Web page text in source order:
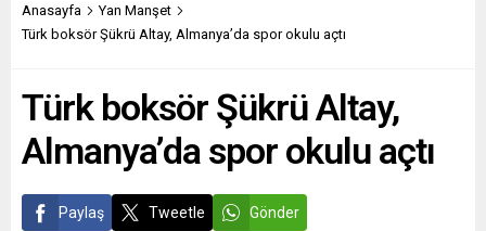
Almanya’dan AB dışı
ülkelere yapılan ihracat
ülkelere ihracat,...
duyurdu. AP Başkanı David
Vladimir Putin rejiminin
yolsuzluğuna karşı tutarlı bir
şekilde...
Anasayfa
Yan Manşet
Türk boksör Şükrü Altay, Almanya’da spor okulu açtı
Türk boksör Şükrü Altay,
Almanya’da spor okulu açtı
Paylaş Tweetle Gönder